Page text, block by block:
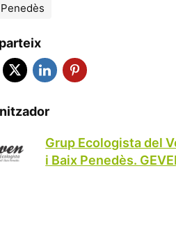
Grup Ecologista del
i Baix Penedès.